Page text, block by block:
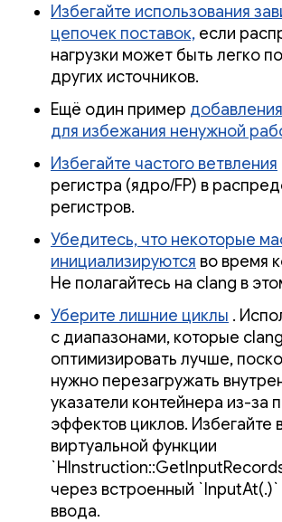
Избегайте использования
цепочек поставок, если
нагрузки может быть легко
других источников.
Ещё один пример
для избежания ненужной
Избегайте частого ветвления
регистра (ядро/FP) в
регистров.
Убедитесь, что некоторые
инициализируются во время
Не полагайтесь на clang в
Уберите лишние циклы .
с диапазонами, которые
оптимизировать лучше,
нужно перезагружать
указатели контейнера из-за
эффектов циклов. Избегайте
виртуальной функции
через встроенный
ввода.